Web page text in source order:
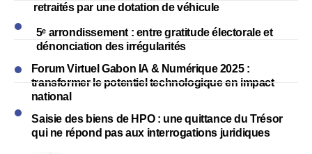
retraités par une dotation de véhicule
5ᵉ arrondissement : entre gratitude électorale et
dénonciation des irrégularités
Forum Virtuel Gabon IA & Numérique 2025 :
transformer le potentiel technologique en impact
national
Saisie des biens de HPO : une quittance du Trésor
qui ne répond pas aux interrogations juridiques